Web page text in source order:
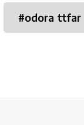
#odora ttfar